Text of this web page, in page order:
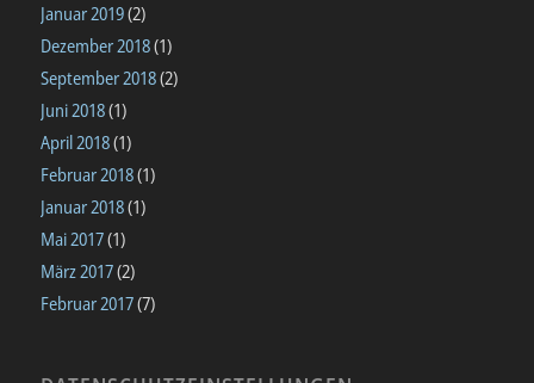
Januar 2019(2)
Dezember 2018(1)
September 2018(2)
Juni 2018(1)
April 2018(1)
Februar 2018(1)
Januar 2018(1)
Mai 2017(1)
März 2017(2)
Februar 2017(7)